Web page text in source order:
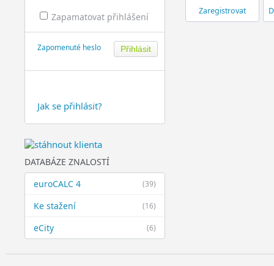
Zapamatovat přihlášení
Zapomenuté heslo
Jak se přihlásit?
DATABÁZE ZNALOSTÍ
(39)
euroCALC 4
(16)
Ke stažení
(6)
eCity
Zaregistrovat